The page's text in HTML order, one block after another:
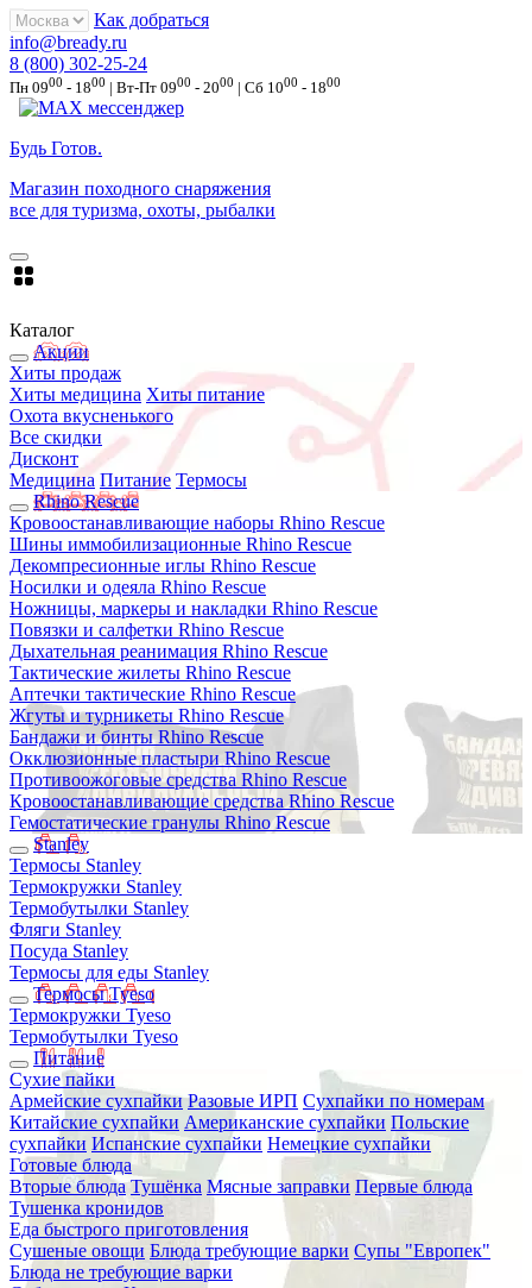
Как добраться
info@bready.ru
8 (800) 302-25-24
Пн 0900 - 1800 | Вт-Пт 0900 - 2000 | Сб 1000 - 1800
Будь Готов.
Магазин походного снаряжения
все для туризма, охоты, рыбалки
Каталог
Акции
Хиты продаж
Хиты медицина Хиты питание
Охота вкусненького
Все скидки
Дисконт
Медицина Питание Термосы
Rhino Rescue
Кровоостанавливающие наборы Rhino Rescue
Шины иммобилизационные Rhino Rescue
Декомпресионные иглы Rhino Rescue
Носилки и одеяла Rhino Rescue
Ножницы, маркеры и накладки Rhino Rescue
Повязки и салфетки Rhino Rescue
Дыхательная реанимация Rhino Rescue
Тактические жилеты Rhino Rescue
Аптечки тактические Rhino Rescue
Жгуты и турникеты Rhino Rescue
Бандажи и бинты Rhino Rescue
Окклюзионные пластыри Rhino Rescue
Противоожоговые средства Rhino Rescue
Кровоостанавливающие средства Rhino Rescue
Гемостатические гранулы Rhino Rescue
Stanley
Термосы Stanley
Термокружки Stanley
Термобутылки Stanley
Фляги Stanley
Посуда Stanley
Термосы для еды Stanley
Термосы Tyeso
Термокружки Tyeso
Термобутылки Tyeso
Питание
Сухие пайки
Армейские сухпайки Разовые ИРП Сухпайки по номерам
Китайские сухпайки Американские сухпайки Польские
сухпайки Испанские сухпайки Немецкие сухпайки
Готовые блюда
Вторые блюда Тушёнка Мясные заправки Первые блюда
Тушенка кронидов
Еда быстрого приготовления
Сушеные овощи Блюда требующие варки Супы "Европек"
Блюда не требующие варки